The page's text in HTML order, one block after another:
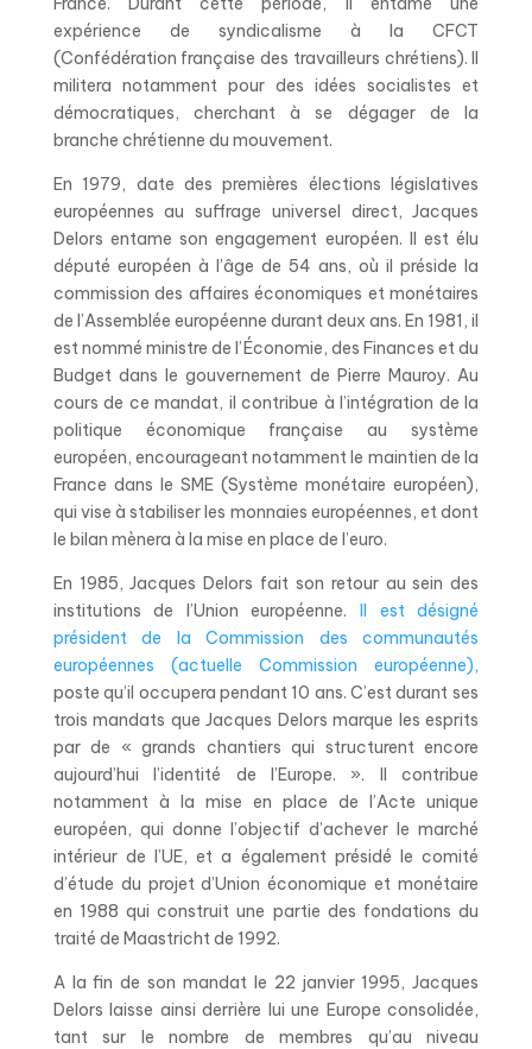
expérience de syndicalisme à la CFCT
(Confédération française des travailleurs chrétiens). Il
militera notamment pour des idées socialistes et
démocratiques, cherchant à se dégager de la
branche chrétienne du mouvement.
En 1979, date des premières élections législatives
européennes au suffrage universel direct, Jacques
Delors entame son engagement européen. Il est élu
député européen à l’âge de 54 ans, où il préside la
commission des affaires économiques et monétaires
de l’Assemblée européenne durant deux ans. En 1981, il
est nommé ministre de l’Économie, des Finances et du
Budget dans le gouvernement de Pierre Mauroy. Au
cours de ce mandat, il contribue à l’intégration de la
politique économique française au système
européen, encourageant notamment le maintien de la
France dans le SME (Système monétaire européen),
qui vise à stabiliser les monnaies européennes, et dont
le bilan mènera à la mise en place de l’euro.
En 1985, Jacques Delors fait son retour au sein des
institutions de l’Union européenne. Il est désigné
président de la Commission des communautés
européennes (actuelle Commission européenne),
poste qu’il occupera pendant 10 ans. C’est durant ses
trois mandats que Jacques Delors marque les esprits
par de « grands chantiers qui structurent encore
aujourd’hui l’identité de l’Europe. ». Il contribue
notamment à la mise en place de l’Acte unique
européen, qui donne l’objectif d’achever le marché
intérieur de l’UE, et a également présidé le comité
d’étude du projet d’Union économique et monétaire
en 1988 qui construit une partie des fondations du
traité de Maastricht de 1992.
A la fin de son mandat le 22 janvier 1995, Jacques
Delors laisse ainsi derrière lui une Europe consolidée,
tant sur le nombre de membres qu’au niveau